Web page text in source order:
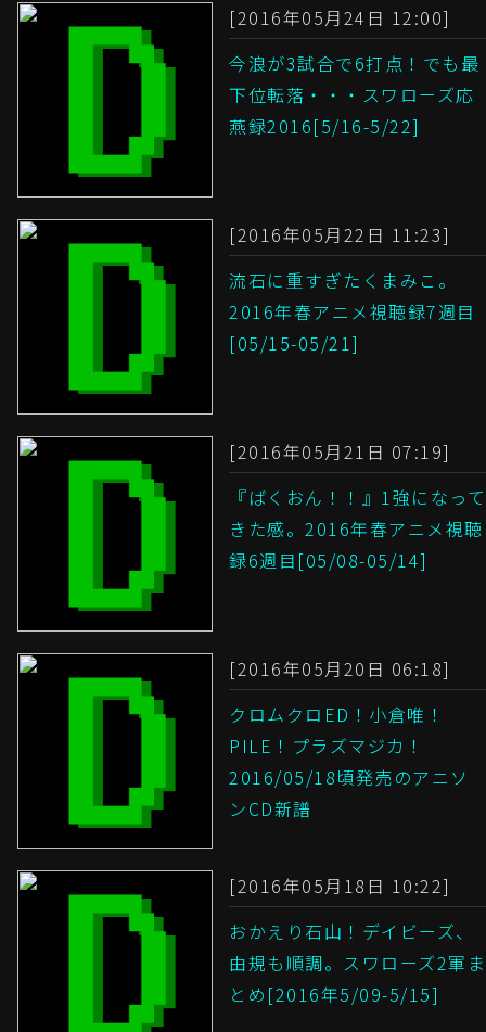
[2016年05月24日 12:00]
今浪が3試合で6打点！でも最
下位転落・・・スワローズ応
燕録2016[5/16-5/22]
[2016年05月22日 11:23]
流石に重すぎたくまみこ。
2016年春アニメ視聴録7週目
[05/15-05/21]
[2016年05月21日 07:19]
『ばくおん！！』1強になって
きた感。2016年春アニメ視聴
録6週目[05/08-05/14]
[2016年05月20日 06:18]
クロムクロED！小倉唯！
PILE！プラズマジカ！
2016/05/18頃発売のアニソ
ンCD新譜
[2016年05月18日 10:22]
おかえり石山！デイビーズ、
由規も順調。スワローズ2軍ま
とめ[2016年5/09-5/15]